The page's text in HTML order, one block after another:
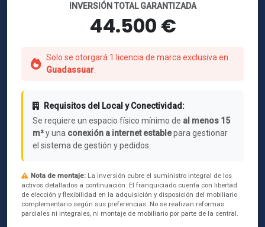
INVERSIÓN TOTAL GARANTIZADA
44.500 €
Solo se otorgará 1 licencia de marca exclusiva en
Guadassuar
Requisitos del Local y Conectividad:
Se requiere un espacio físico mínimo de al menos 15
m²y una conexión a internet establepara gestionar
el sistema de gestión y pedidos.
Nota de montaje: La inversión cubre el suministro integral de los
activos detallados a continuación. El franquiciado cuenta con libertad
de elección y flexibilidad en la adquisición y disposición del mobiliario
complementario según sus preferencias. No se realizan reformas
parciales ni integrales, ni montaje de mobiliario por parte de la central.